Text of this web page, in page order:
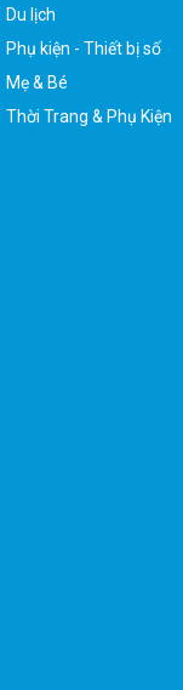
Du lịch
Phụ kiện - Thiết bị số
Mẹ & Bé
Thời Trang & Phụ Kiện